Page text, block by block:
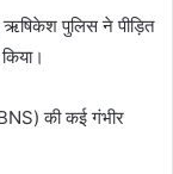
पुलिस ने पीड़ित
की कई गंभीर